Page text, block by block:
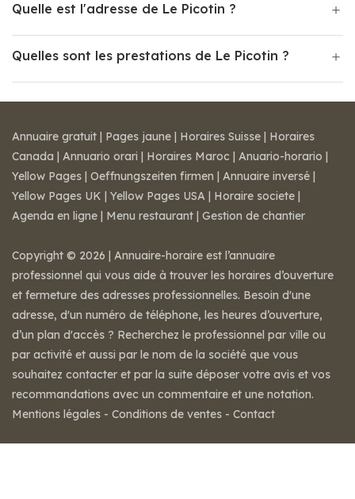
Quelle est l'adresse de Le Picotin ?
Quelles sont les prestations de Le Picotin ?
Annuaire gratuit | Pages jaune | Horaires Suisse | Horaires
Canada | Annuario orari | Horaires Maroc | Anuario-horario |
Yellow Pages | Oeffnungszeiten firmen | Annuaire inversé |
Yellow Pages UK | Yellow Pages USA | Horaire societe |
Agenda en ligne | Menu restaurant | Gestion de chantier
Copyright © 2026 | Annuaire-horaire est l’annuaire
professionnel qui vous aide à trouver les horaires d’ouverture
et fermeture des adresses professionnelles. Besoin d'une
adresse, d'un numéro de téléphone, les heures d’ouverture,
d’un plan d'accès ? Recherchez le professionnel par ville ou
par activité et aussi par le nom de la société que vous
souhaitez contacter et par la suite déposer votre avis et vos
recommandations avec un commentaire et une notation.
Mentions légales - Conditions de ventes - Contact